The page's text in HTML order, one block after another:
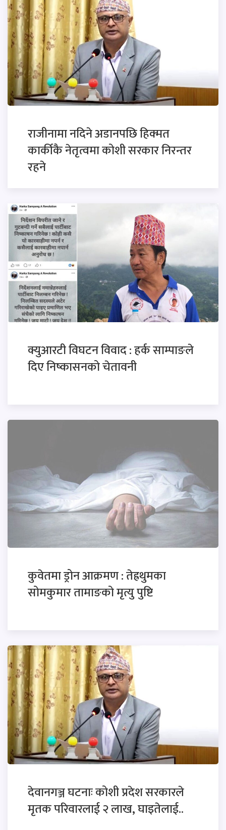
राजीनामा नदिने अडानपछि हिक्मत
कार्कीकै नेतृत्वमा कोशी सरकार निरन्तर
रहने
क्युआरटी विघटन विवाद : हर्क साम्पाङले
दिए निष्कासनको चेतावनी
कुवेतमा ड्रोन आक्रमण : तेह्रथुमका
सोमकुमार तामाङको मृत्यु पुष्टि
देवानगञ्ज घटनाः कोशी प्रदेश सरकारले
मृतक परिवारलाई २ लाख, घाइतेलाई..